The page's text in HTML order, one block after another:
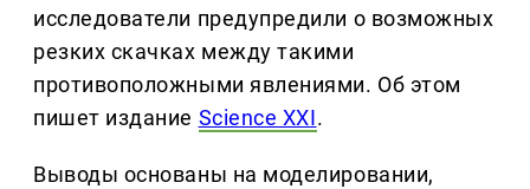
исследователи предупредили о возможных
резких скачках между такими
противоположными явлениями. Об этом
пишет издание Science XXI.
Выводы основаны на моделировании,